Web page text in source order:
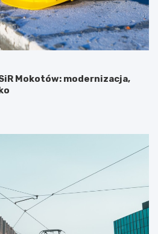
Mokotów: modernizacja,